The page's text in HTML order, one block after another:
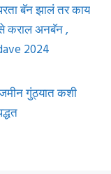
बॅन झालं तर काय
कराल अनबॅन ,
2024
गुंठ्यात कशी